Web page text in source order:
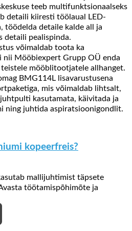
teeb multifunktsionaalseks
detaili kiiresti töölaual LED-
töödelda detaile kalde all ja
detaili pealispinda.
võimaldab toota ka
nii Mööbiexpert Grupp OÜ enda
mööblitootjatele allhanget.
BMG114L lisavarustusena
mis võimaldab lihtsalt,
kasutamata, käivitada ja
ning juhtida aspiratsioonigondlit.
kopeerfreis?
mallijuhtimist täpsete
töötamispõhimõte ja